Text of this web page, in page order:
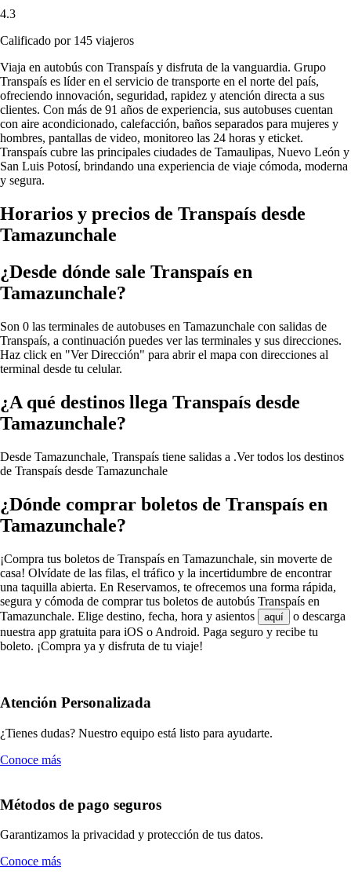
4.3
Calificado por 145 viajeros
Viaja en autobús con Transpaís y disfruta de la vanguardia. Grupo
Transpaís es líder en el servicio de transporte en el norte del país,
ofreciendo innovación, seguridad, rapidez y atención directa a sus
clientes. Con más de 91 años de experiencia, sus autobuses cuentan
con aire acondicionado, calefacción, baños separados para mujeres y
hombres, pantallas de video, monitoreo las 24 horas y eticket.
Transpaís cubre las principales ciudades de Tamaulipas, Nuevo León y
San Luis Potosí, brindando una experiencia de viaje cómoda, moderna
y segura.
Horarios y precios de Transpaís desde
Tamazunchale
¿Desde dónde sale Transpaís en
Tamazunchale?
Son 0 las terminales de autobuses en Tamazunchale con salidas de
Transpaís, a continuación puedes ver las terminales y sus direcciones.
Haz click en "Ver Dirección" para abrir el mapa con direcciones al
terminal desde tu celular.
¿A qué destinos llega Transpaís desde
Tamazunchale?
Desde Tamazunchale, Transpaís tiene salidas a .Ver todos los destinos
de Transpaís desde Tamazunchale
¿Dónde comprar boletos de Transpaís en
Tamazunchale?
¡Compra tus boletos de Transpaís en Tamazunchale, sin moverte de
casa! Olvídate de las filas, el tráfico y la incertidumbre de encontrar
una taquilla abierta. En Reservamos, te ofrecemos una forma rápida,
segura y cómoda de comprar tus boletos de autobús Transpaís en
Tamazunchale. Elige destino, fecha, hora y asientos
aquí
o descarga
nuestra app gratuita para iOS o Android. Paga seguro y recibe tu
boleto. ¡Compra ya y disfruta de tu viaje!
Atención Personalizada
¿Tienes dudas? Nuestro equipo está listo para ayudarte.
Conoce más
Métodos de pago seguros
Garantizamos la privacidad y protección de tus datos.
Conoce más